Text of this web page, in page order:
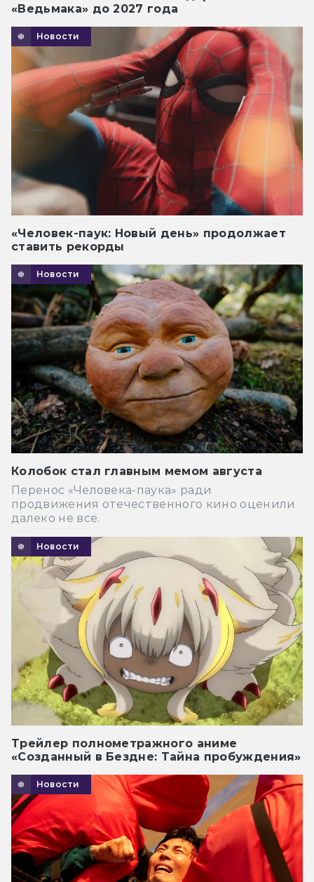
«Ведьмака» до 2027 года
Новости
«Человек-паук: Новый день» продолжает
ставить рекорды
Новости
Колобок стал главным мемом августа
Перенос «Человека-паука» ради
продвижения отечественного кино оценили
далеко не все.
Новости
Трейлер полнометражного аниме
«Созданный в Бездне: Тайна пробуждения»
Новости